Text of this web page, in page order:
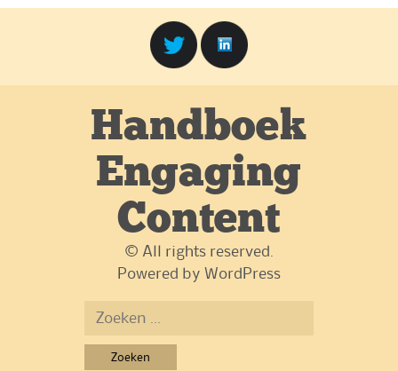
Handboek
Engaging
Content
© All rights reserved.
Powered by WordPress
Zoeken